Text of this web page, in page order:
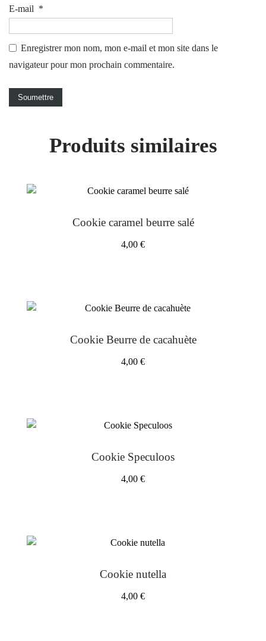
E-mail *
Enregistrer mon nom, mon e-mail et mon site dans le
navigateur pour mon prochain commentaire.
Produits similaires
Cookie caramel beurre salé
4,00 €
Cookie Beurre de cacahuète
4,00 €
Cookie Speculoos
4,00 €
Cookie nutella
4,00 €